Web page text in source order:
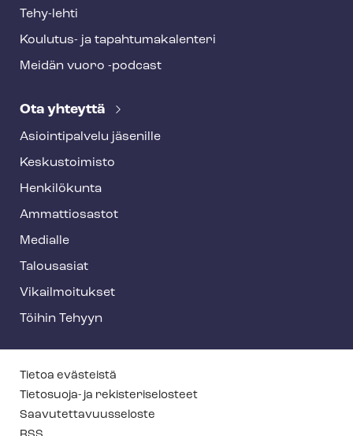
Tehy-lehti
Koulutus- ja ta­pah­tu­ma­ka­len­te­ri
Meidän vuoro -podcast
Ota yhteyttä
Asioin­ti­pal­ve­lu jäsenille
Keskustoimisto
Henkilökunta
Ammattiosastot
Medialle
Talousasiat
Vi­kail­moi­tuk­set
Töihin Tehyyn
T
e
h
Tietoa evästeistä
Tietosuoja- ja re­kis­te­ri­se­los­teet
Saa­vu­tet­ta­vuus­se­los­te